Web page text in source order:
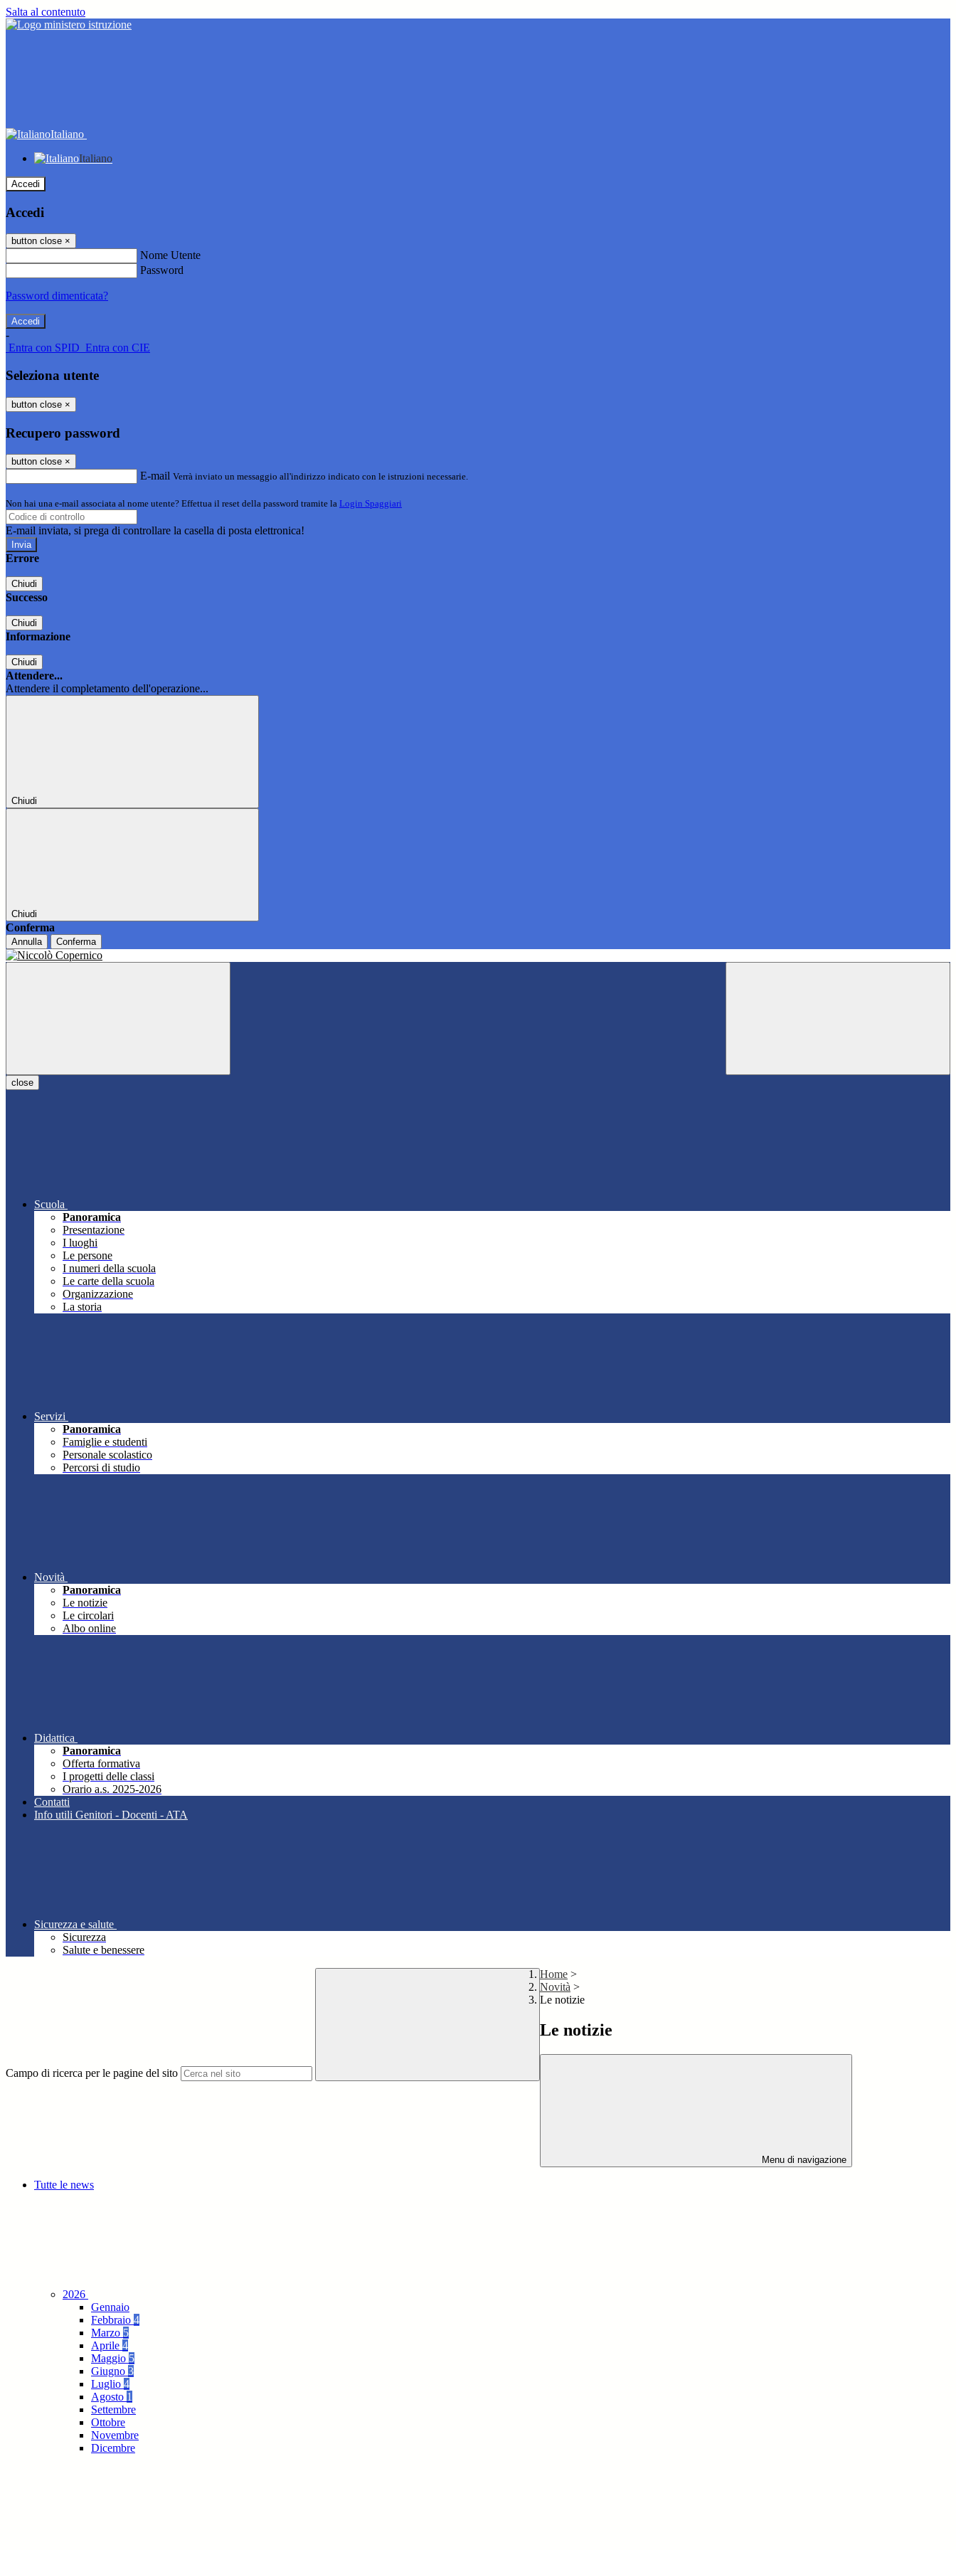
Salta al contenuto
Italiano
Italiano
Accedi
Accedi
button close ×
Nome Utente
Password
Password dimenticata?
-
Entra con SPID Entra con CIE
Seleziona utente
button close ×
Recupero password
button close ×
E-mail Verrà inviato un messaggio all'indirizzo indicato con le istruzioni necessarie.
Non hai una e-mail associata al nome utente? Effettua il reset della password tramite la Login Spaggiari
E-mail inviata, si prega di controllare la casella di posta elettronica!
Errore
Chiudi
Successo
Chiudi
Informazione
Chiudi
Attendere...
Attendere il completamento dell'operazione...
Chiudi
Chiudi
Conferma
Annulla Conferma
close
Scuola
Panoramica
Presentazione
I luoghi
Le persone
I numeri della scuola
Le carte della scuola
Organizzazione
La storia
Servizi
Panoramica
Famiglie e studenti
Personale scolastico
Percorsi di studio
Novità
Panoramica
Le notizie
Le circolari
Albo online
Didattica
Panoramica
Offerta formativa
I progetti delle classi
Orario a.s. 2025-2026
Contatti
Info utili Genitori - Docenti - ATA
Sicurezza e salute
Sicurezza
Salute e benessere
Campo di ricerca per le pagine del sito
Home >
Novità >
Le notizie
Le notizie
Menu di navigazione
Tutte le news
2026
Gennaio
Febbraio 4
Marzo 5
Aprile 4
Maggio 5
Giugno 3
Luglio 4
Agosto 1
Settembre
Ottobre
Novembre
Dicembre